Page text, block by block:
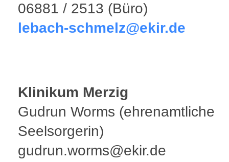
06881 / 2513 (Büro)
lebach-schmelz@ekir.de
Klinikum Merzig
Gudrun Worms (ehrenamtliche
Seelsorgerin)
gudrun.worms@ekir.de